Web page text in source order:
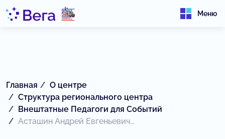
Меню
Главная
О центре
Структура регионального центра
Внештатные Педагоги для Событий
Асташин Андрей Евгеньевич...